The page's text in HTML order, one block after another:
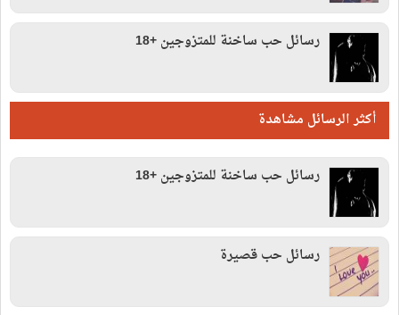
رسائل حب ساخنة للمتزوجين +18
أكثر الرسائل مشاهدة
رسائل حب ساخنة للمتزوجين +18
رسائل حب قصيرة